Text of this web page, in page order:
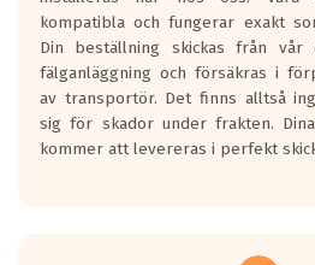
regelverk som börjar gälla 2016.
kompatibla och fungerar exakt
Din beställning skickas från vår
fälganläggning och försäkras i
av transportör. Det finns alltså
sig för skador under frakten.
kommer att levereras i perfekt